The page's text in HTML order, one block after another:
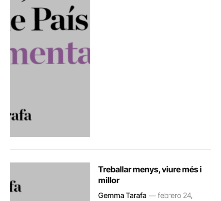
Treballar menys, viure més i
millor
Gemma Tarafa febrero 24,